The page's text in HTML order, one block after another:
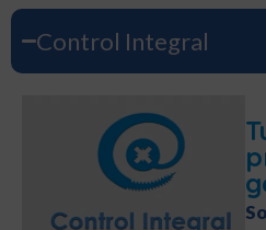
Control Integral